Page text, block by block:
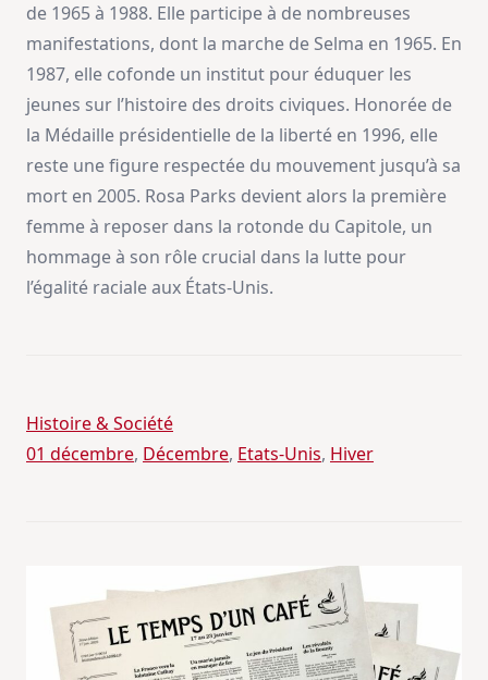
de 1965 à 1988. Elle participe à de nombreuses
manifestations, dont la marche de Selma en 1965. En
1987, elle cofonde un institut pour éduquer les
jeunes sur l’histoire des droits civiques. Honorée de
la Médaille présidentielle de la liberté en 1996, elle
reste une figure respectée du mouvement jusqu’à sa
mort en 2005. Rosa Parks devient alors la première
femme à reposer dans la rotonde du Capitole, un
hommage à son rôle crucial dans la lutte pour
l’égalité raciale aux États-Unis.
Histoire & Société
01 décembre, Décembre, Etats-Unis, Hiver